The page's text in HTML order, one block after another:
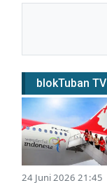
blokTuban TV
24 Juni 2026 21:45